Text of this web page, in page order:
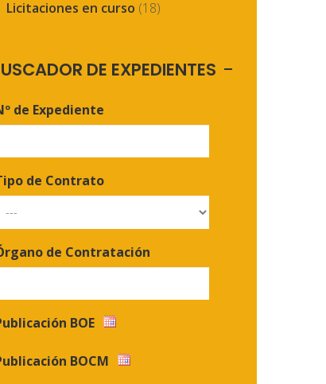
Licitaciones en curso (18)
DE EXPEDIENTES
de Expediente
de Contrato
de Contratación
BOE
BOCM